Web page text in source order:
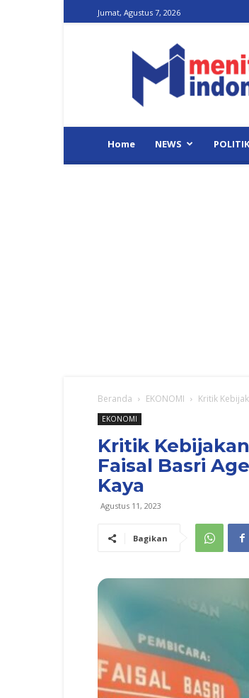
Jumat, Agustus 7, 2026
Home NEWS POLITIK
Beranda EKONOMI Kritik
EKONOMI
Kritik
Faisal Basri
Kaya
Agustus 11, 2023
Bagikan